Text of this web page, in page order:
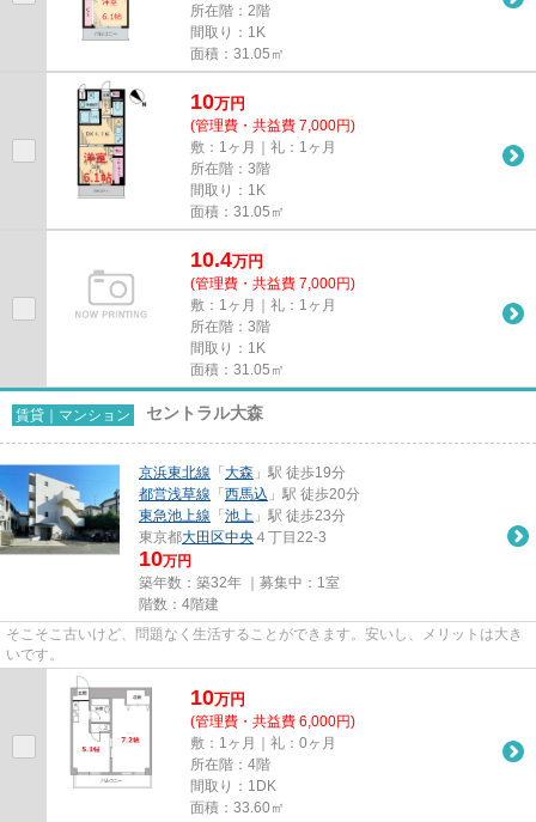
所在階：2階
間取り：1K
面積：31.05㎡
10万円
(管理費・共益費 7,000円)
敷：1ヶ月｜礼：1ヶ月
所在階：3階
間取り：1K
面積：31.05㎡
10.4万円
(管理費・共益費 7,000円)
敷：1ヶ月｜礼：1ヶ月
所在階：3階
間取り：1K
面積：31.05㎡
賃貸｜マンション セントラル大森
京浜東北線 「 大森 」駅 徒歩19分
都営浅草線 「 西馬込 」駅 徒歩20分
東急池上線 「 池上 」駅 徒歩23分
東京都大田区中央 ４丁目22-3
10万円
築年数：築32年 ｜募集中： 1室
階数：4階建
そこそこ古いけど、問題なく生活することができます。安いし、メリットは大き
いです。
10万円
(管理費・共益費 6,000円)
敷：1ヶ月｜礼：0ヶ月
所在階：4階
間取り：1DK
面積：33.60㎡